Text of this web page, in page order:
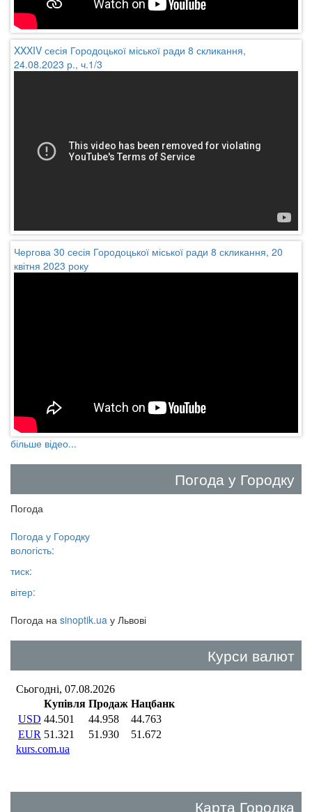
XXXIV сесія Городоцької міської ради 8 скликання,
24.08.2023 р., ч.1/3
Чергова 30 сесія Городоцької міської ради 8 скликання, 20
квітня 2023 року
більше відео...
Погода у Городку
Погода
Погода у Городку
вологість:
тиск:
вітер:
Погода на sinoptik.ua у Львові
Курси валют
Карта Городка